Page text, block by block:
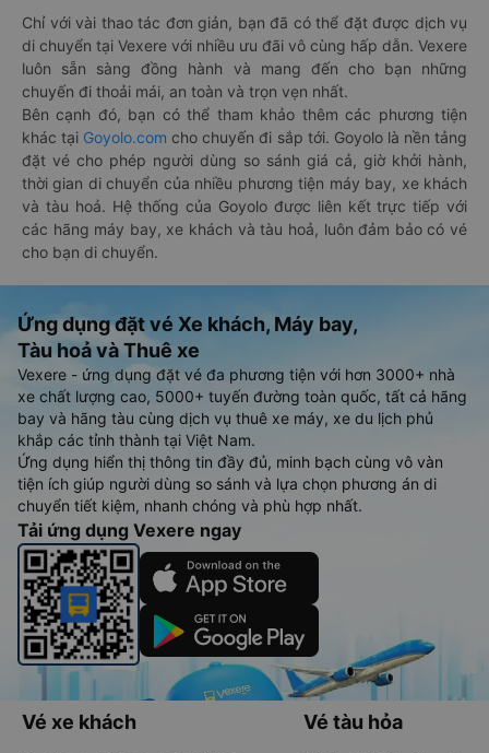
Chỉ với vài thao tác đơn giản, bạn đã có thể đặt được dịch vụ
di chuyển tại Vexere với nhiều ưu đãi vô cùng hấp dẫn. Vexere
luôn sẵn sàng đồng hành và mang đến cho bạn những
chuyến đi thoải mái, an toàn và trọn vẹn nhất.
Bên cạnh đó, bạn có thể tham khảo thêm các phương tiện
khác tại Goyolo.com cho chuyến đi sắp tới. Goyolo là nền tảng
đặt vé cho phép người dùng so sánh giá cả, giờ khởi hành,
thời gian di chuyển của nhiều phương tiện máy bay, xe khách
và tàu hoả. Hệ thống của Goyolo được liên kết trực tiếp với
các hãng máy bay, xe khách và tàu hoả, luôn đảm bảo có vé
cho bạn di chuyển.
Ứng dụng đặt vé Xe khách, Máy bay,
Tàu hoả và Thuê xe
Vexere - ứng dụng đặt vé đa phương tiện với hơn 3000+ nhà
xe chất lượng cao, 5000+ tuyến đường toàn quốc, tất cả hãng
bay và hãng tàu cùng dịch vụ thuê xe máy, xe du lịch phủ
khắp các tỉnh thành tại Việt Nam.
Ứng dụng hiển thị thông tin đầy đủ, minh bạch cùng vô vàn
tiện ích giúp người dùng so sánh và lựa chọn phương án di
chuyển tiết kiệm, nhanh chóng và phù hợp nhất.
Tải ứng dụng Vexere ngay
Vé xe khách Vé tàu hỏa